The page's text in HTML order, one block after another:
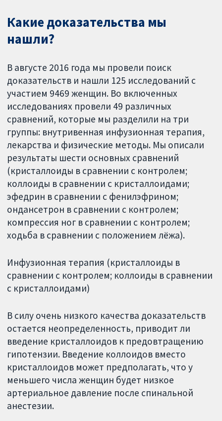
Какие доказательства мы
нашли?
В августе 2016 года мы провели поиск
доказательств и нашли 125 исследований с
участием 9469 женщин. Во включенных
исследованиях провели 49 различных
сравнений, которые мы разделили на три
группы: внутривенная инфузионная терапия,
лекарства и физические методы. Мы описали
результаты шести основных сравнений
(кристаллоиды в сравнении с контролем;
коллоиды в сравнении с кристаллоидами;
эфедрин в сравнении с фенилэфрином;
ондансетрон в сравнении с контролем;
компрессия ног в сравнении с контролем;
ходьба в сравнении с положением лёжа).
Инфузионная терапия (кристаллоиды в
сравнении с контролем; коллоиды в сравнении
с кристаллоидами)
В силу очень низкого качества доказательств
остается неопределенность, приводит ли
введение кристаллоидов к предовтращению
гипотензии. Введение коллоидов вместо
кристаллоидов может предполагать, что у
меньшего числа женщин будет низкое
артериальное давление после спинальной
анестезии.